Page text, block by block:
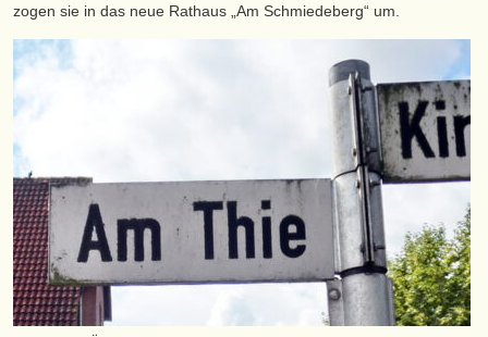
zogen sie in das neue Rathaus „Am Schmiedeberg“ um.